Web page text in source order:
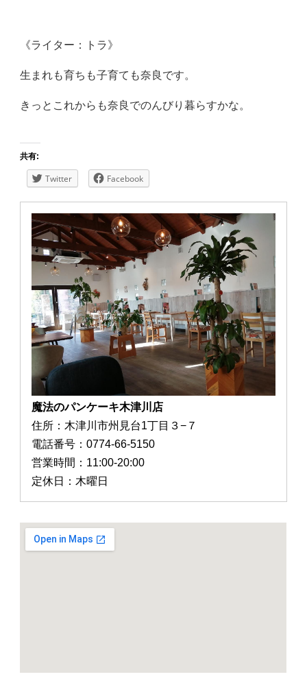
《ライター：トラ》
生まれも育ちも子育ても奈良です。
きっとこれからも奈良でのんびり暮らすかな。
共有:
Twitter Facebook
魔法のパンケーキ木津川店
住所：木津川市州見台1丁目３−７
電話番号：0774-66-5150
営業時間：11:00-20:00
定休日：木曜日